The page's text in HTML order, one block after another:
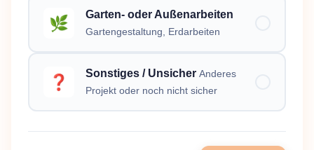
🌿 Garten- oder Außenarbeiten
Gartengestaltung, Erdarbeiten
❓ Sonstiges / Unsicher Anderes
Projekt oder noch nicht sicher